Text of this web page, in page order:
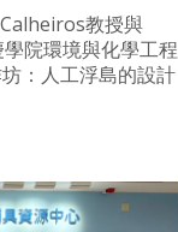
教授與
院環境與化學工程
：人工浮島的設計